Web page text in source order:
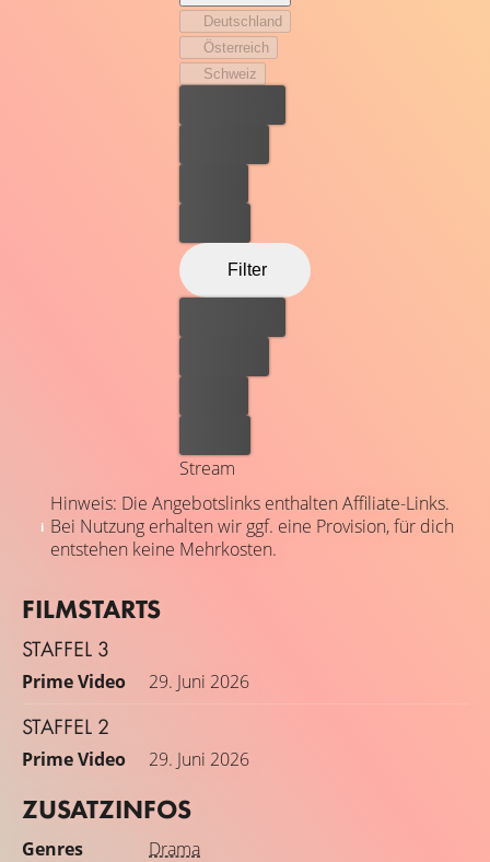
allen voran Kumpel Topher und Protegé Drew.
Deutschland
Österreich
Schweiz
Filter
Stream
Hinweis: Die Angebotslinks enthalten Affiliate-Links.
Bei Nutzung erhalten wir ggf. eine Provision, für dich
entstehen keine Mehrkosten.
FILMSTARTS
STAFFEL 3
Prime Video 29. Juni 2026
STAFFEL 2
Prime Video 29. Juni 2026
ZUSATZINFOS
Genres
Drama